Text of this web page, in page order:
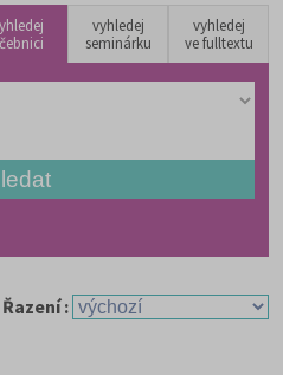
vyhledej
seminárku
vyhledej
ve fulltextu
Řazení :